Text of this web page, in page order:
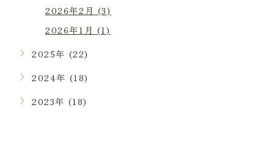
2026年2月 (3)
2026年1月 (1)
2025年 (22)
2024年 (18)
2023年 (18)